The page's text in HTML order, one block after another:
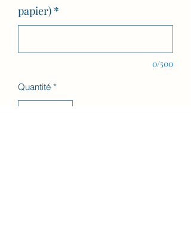
papier) *
0/500
Quantité *